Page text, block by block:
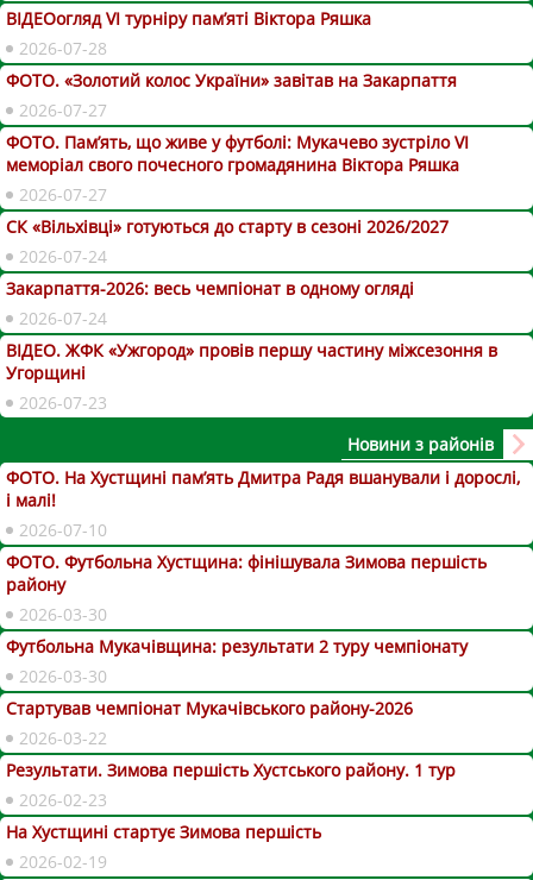
ВІДЕОогляд VІ турніру пам’яті Віктора Ряшка
2026-07-28
ФОТО. «Золотий колос України» завітав на Закарпаття
2026-07-27
ФОТО. Пам’ять, що живе у футболі: Мукачево зустріло VI
меморіал свого почесного громадянина Віктора Ряшка
2026-07-27
СК «Вільхівці» готуються до старту в сезоні 2026/2027
2026-07-24
Закарпаття-2026: весь чемпіонат в одному огляді
2026-07-24
ВІДЕО. ЖФК «Ужгород» провів першу частину міжсезоння в
Угорщині
2026-07-23
Новини з районів
ФОТО. На Хустщині пам’ять Дмитра Радя вшанували і дорослі,
і малі!
2026-07-10
ФОТО. Футбольна Хустщина: фінішувала Зимова першість
району
2026-03-30
Футбольна Мукачівщина: результати 2 туру чемпіонату
2026-03-30
Стартував чемпіонат Мукачівського району-2026
2026-03-22
Результати. Зимова першість Хустського району. 1 тур
2026-02-23
На Хустщині стартує Зимова першість
2026-02-19